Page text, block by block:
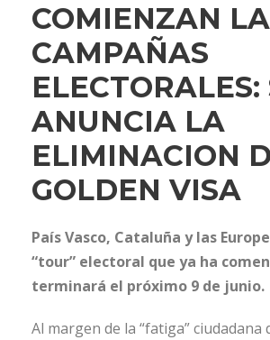
COMIENZAN
CAMPAÑAS
ELECTORALES:
ANUNCIA LA
ELIMINACION
GOLDEN VISA
País Vasco, Cataluña y las
“tour” electoral que ya ha
terminará el próximo 9 de junio.
Al margen de la “fatiga” ciudadana